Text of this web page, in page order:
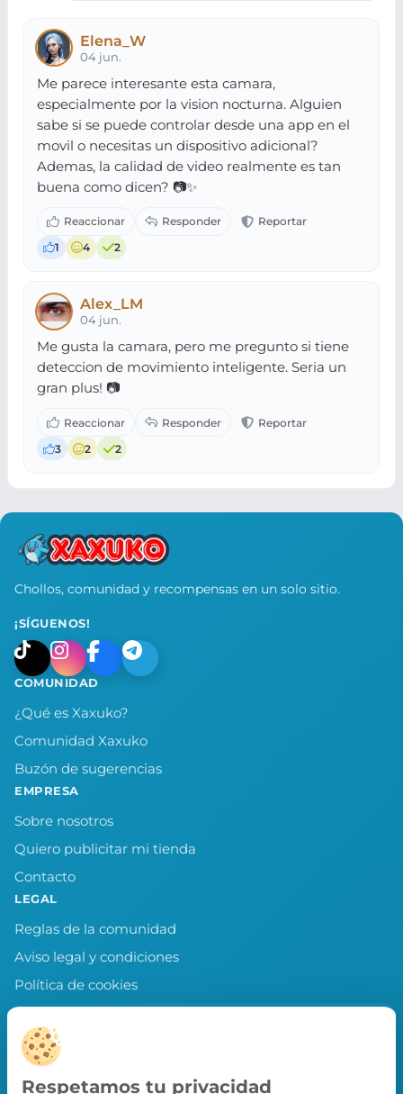
Elena_W
04 jun.
Me parece interesante esta camara,
especialmente por la vision nocturna. Alguien
sabe si se puede controlar desde una app en el
movil o necesitas un dispositivo adicional?
Ademas, la calidad de video realmente es tan
buena como dicen? 📷✨
1 4 2
Alex_LM
04 jun.
Me gusta la camara, pero me pregunto si tiene
deteccion de movimiento inteligente. Seria un
gran plus! 📷
3 2 2
Chollos, comunidad y recompensas en un solo sitio.
¡SÍGUENOS!
COMUNIDAD
¿Qué es Xaxuko?
Comunidad Xaxuko
Buzón de sugerencias
EMPRESA
Sobre nosotros
Quiero publicitar mi tienda
Contacto
LEGAL
Reglas de la comunidad
Aviso legal y condiciones
Política de cookies
Política de privacidad
Preferencias de cookies
LLEVA XAXUKO CONTIGO
Respetamos tu privacidad